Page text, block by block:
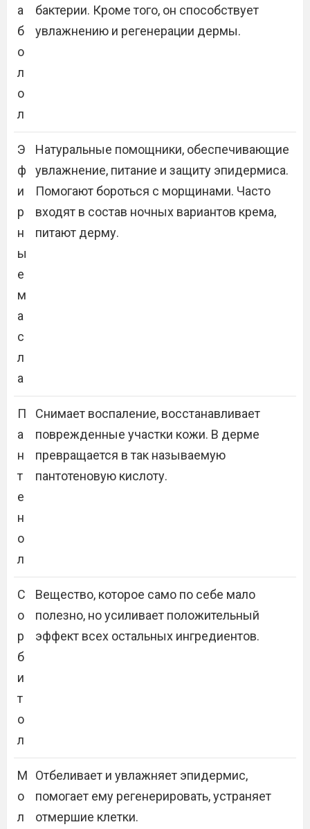
а
б
о
л
о
л
бактерии. Кроме того, он способствует
увлажнению и регенерации дермы.
Э
ф
и
р
н
ы
е
м
а
с
л
а
Натуральные помощники, обеспечивающие
увлажнение, питание и защиту эпидермиса.
Помогают бороться с морщинами. Часто
входят в состав ночных вариантов крема,
питают дерму.
П
а
н
т
е
н
о
л
Снимает воспаление, восстанавливает
поврежденные участки кожи. В дерме
превращается в так называемую
пантотеновую кислоту.
С
о
р
б
и
т
о
л
Вещество, которое само по себе мало
полезно, но усиливает положительный
эффект всех остальных ингредиентов.
М
о
л
Отбеливает и увлажняет эпидермис,
помогает ему регенерировать, устраняет
отмершие клетки.